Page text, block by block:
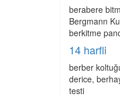
berabere
Bergmann
berkitme
14 harfli
berber
derice,
testi